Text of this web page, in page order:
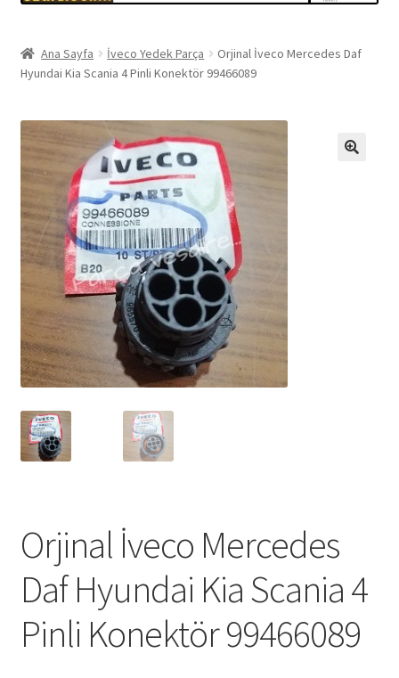
Ana Sayfa İveco Yedek Parça
Orjinal İveco Mercedes Daf
Hyundai Kia Scania 4 Pinli Konektör 99466089
Orjinal İveco Mercedes
Daf Hyundai Kia Scania 4
Pinli Konektör 99466089